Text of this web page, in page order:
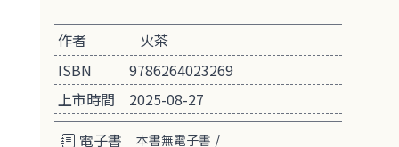
作者
火茶
ISBN
9786264023269
上市時間
2025-08-27
電子書
本書無電子書 /